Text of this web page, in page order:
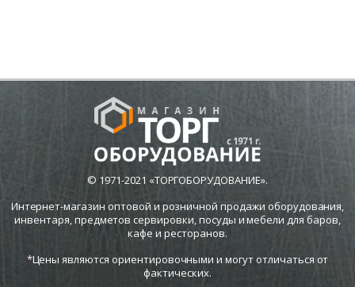
© 1971-2021 «ТОРГОБОРУДОВАНИЕ».
Интернет-магазин оптовой и розничной продажи оборудования,
инвентаря, предметов сервировки, посуды и мебели для баров,
кафе и ресторанов.
*Цены являются ориентировочными и могут отличаться от
фактических.